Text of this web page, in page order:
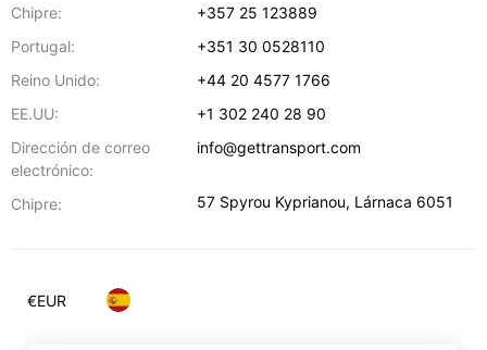
Chipre:
+357 25 123889
Portugal:
+351 30 0528110
Reino Unido:
+44 20 4577 1766
EE.UU:
+1 302 240 28 90
Dirección de correo
electrónico:
info@gettransport.com
Chipre: 57 Spyrou Kyprianou, Lárnaca 6051
€EUR